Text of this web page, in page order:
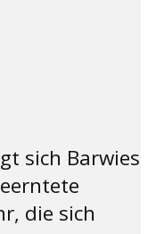
sich Barwies
die sich